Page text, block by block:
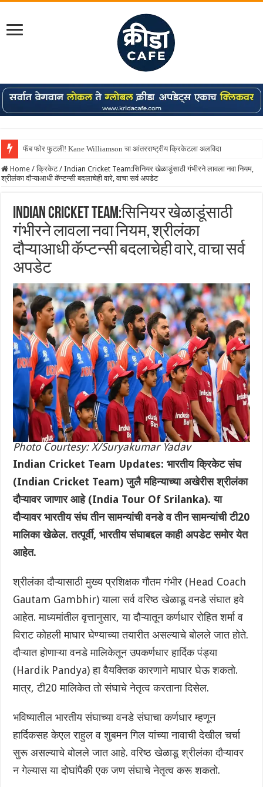
फॅब फोर फुटली! Kane Williamson चा आंतरराष्ट्रीय क्रिकेटला अलविदा
Home / क्रिकेट / Indian Cricket Team:सिनियर खेळाडूंसाठी गंभीरने लावला नवा नियम,
श्रीलंका दौऱ्याआधी कॅप्टन्सी बदलाचेही वारे, वाचा सर्व अपडेट
Indian Cricket Team:सिनियर खेळाडूंसाठी
गंभीरने लावला नवा नियम, श्रीलंका
दौऱ्याआधी कॅप्टन्सी बदलाचेही वारे, वाचा सर्व
अपडेट
Photo Courtesy: X/Suryakumar Yadav
Indian Cricket Team Updates: भारतीय क्रिकेट संघ
(Indian Cricket Team) जुलै महिन्याच्या अखेरीस श्रीलंका
दौऱ्यावर जाणार आहे (India Tour Of Srilanka). या
दौऱ्यावर भारतीय संघ तीन सामन्यांची वनडे व तीन सामन्यांची ‌टी20
मालिका खेळेल. तत्पूर्वी, भारतीय संघाबद्दल काही अपडेट समोर येत
आहेत.
श्रीलंका दौऱ्यासाठी मुख्य प्रशिक्षक गौतम गंभीर (Head Coach
Gautam Gambhir) याला सर्व वरिष्ठ खेळाडू वनडे संघात हवे
आहेत. माध्यमांतील वृत्तानुसार, या दौऱ्यातून कर्णधार रोहित शर्मा व
विराट कोहली माघार घेण्याच्या तयारीत असल्याचे बोलले जात होते.
दौऱ्यात होणाऱ्या वनडे मालिकेतून उपकर्णधार हार्दिक पंड्या
(Hardik Pandya) हा वैयक्तिक कारणाने माघार घेऊ शकतो.
मात्र, टी20 मालिकेत तो संघाचे नेतृत्व करताना दिसेल.
भविष्यातील भारतीय संघाच्या वनडे संघाचा कर्णधार म्हणून
हार्दिकसह केएल राहुल व शुबमन गिल यांच्या नावाची देखील चर्चा
सुरू असल्याचे बोलले जात आहे. वरिष्ठ खेळाडू श्रीलंका दौऱ्यावर
न गेल्यास या दोघांपैकी एक जण संघाचे नेतृत्व करू शकतो.